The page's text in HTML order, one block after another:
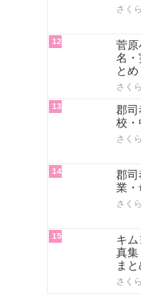
さくら
12
菅原
名・
とめ
さくら
13
郡司
校・
さくら
14
郡司
業・
さくら
15
キ
真集
まと
さくら